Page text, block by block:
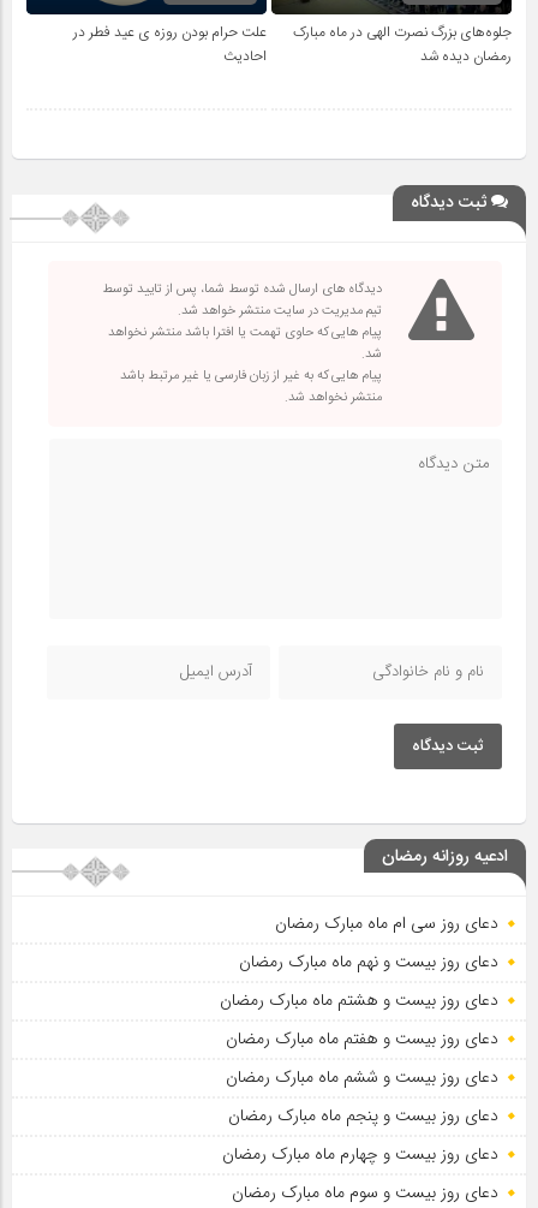
جلوه‌های بزرگ نصرت الهی در ماه مبارک
رمضان دیده شد
علت حرام بودن روزه ی عید فطر در
احادیث
ثبت دیدگاه
دیدگاه های ارسال شده توسط شما، پس از تایید توسط
تیم مدیریت در سایت منتشر خواهد شد.
پیام هایی که حاوی تهمت یا افترا باشد منتشر نخواهد
شد.
پیام هایی که به غیر از زبان فارسی یا غیر مرتبط باشد
منتشر نخواهد شد.
ثبت دیدگاه
ادعیه روزانه رمضان
دعای روز سی ام ماه مبارک رمضان
دعای روز بیست و نهم ماه مبارک رمضان
دعای روز بیست و هشتم ماه مبارک رمضان
دعای روز بیست و هفتم ماه مبارک رمضان
دعای روز بیست و ششم ماه مبارک رمضان
دعای روز بیست و پنجم ماه مبارک رمضان
دعای روز بیست و چهارم ماه مبارک رمضان
دعای روز بیست و سوم ماه مبارک رمضان